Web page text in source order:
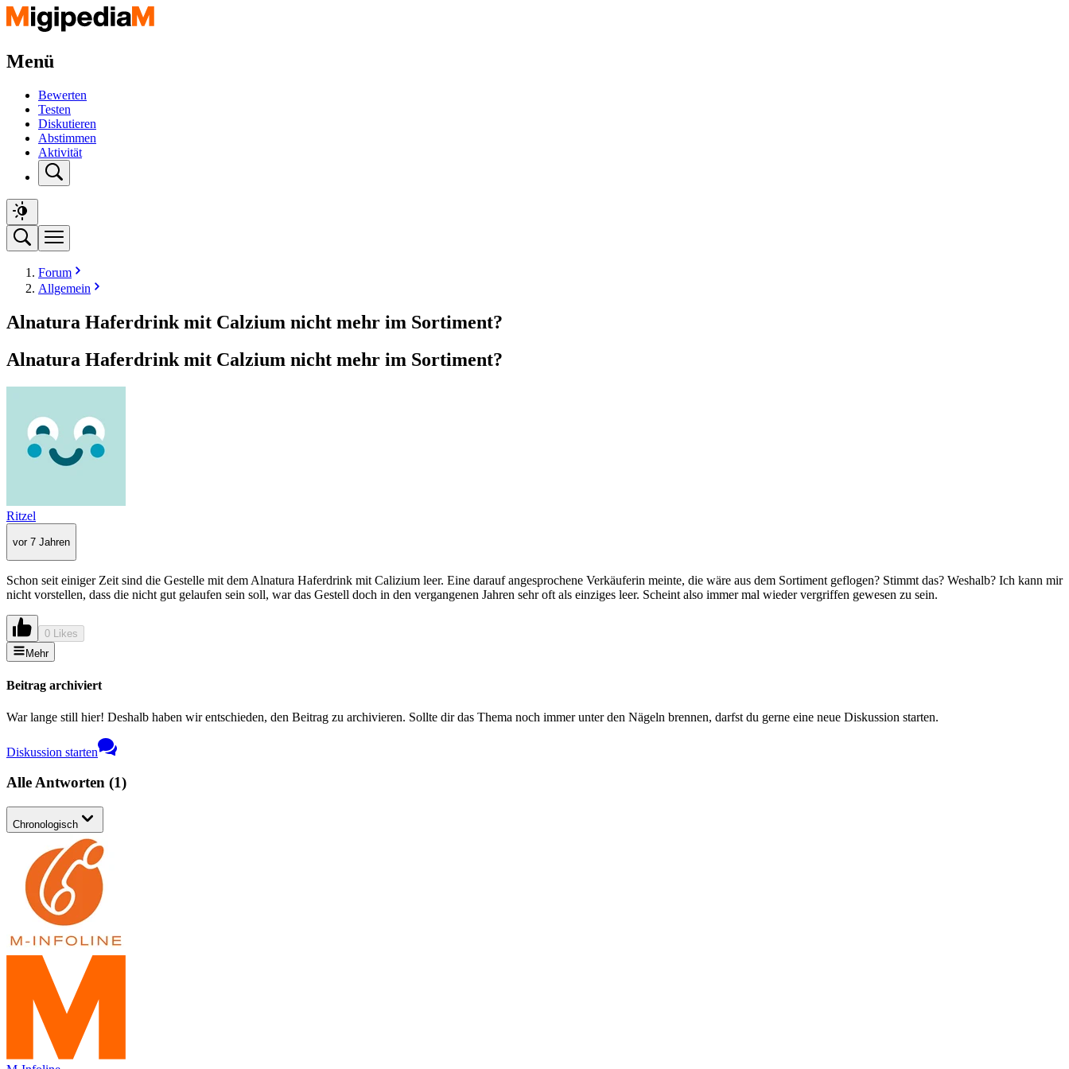
Menü
Bewerten
Testen
Diskutieren
Abstimmen
Aktivität
Forum
Allgemein
Alnatura Haferdrink mit Calzium nicht mehr im Sortiment?
Alnatura Haferdrink mit Calzium nicht mehr im Sortiment?
Ritzel
vor 7 Jahren
Schon seit einiger Zeit sind die Gestelle mit dem Alnatura Haferdrink mit Calizium leer. Eine darauf angesprochene Verkäuferin meinte, die wäre aus dem Sortiment geflogen? Stimmt das? Weshalb? Ich kann mir
nicht vorstellen, dass die nicht gut gelaufen sein soll, war das Gestell doch in den vergangenen Jahren sehr oft als einziges leer. Scheint also immer mal wieder vergriffen gewesen zu sein.
0 Likes
Mehr
Beitrag archiviert
War lange still hier! Deshalb haben wir entschieden, den Beitrag zu archivieren. Sollte dir das Thema noch immer unter den Nägeln brennen, darfst du gerne eine neue Diskussion starten.
Diskussion starten
Alle Antworten (1)
Chronologisch